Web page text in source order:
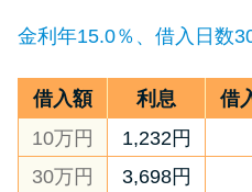
金利年15.0％、借入日数
借入額 利息
借
10万円
1,232円
30万円
3,698円